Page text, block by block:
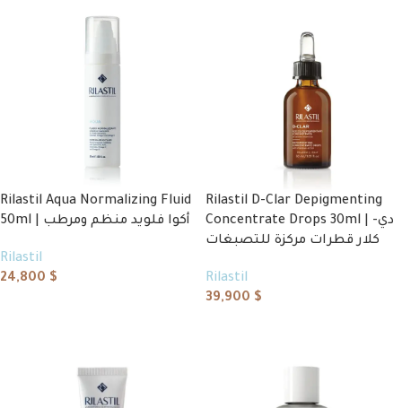
Rilastil Aqua Normalizing Fluid
50ml | أكوا فلويد منظم ومرطب
Rilastil
24,800 $
Rilastil D-Clar Depigmenting
Concentrate Drops 30ml | دي-
كلار قطرات مركزة للتصبغات
Rilastil
39,900 $